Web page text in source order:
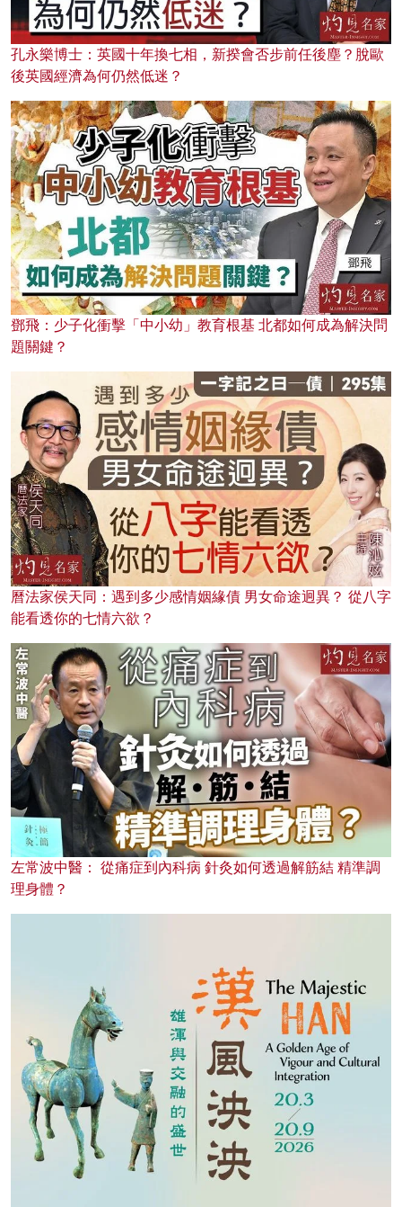
孔永樂博士：英國十年換七相，新揆會否步前任後塵？脫歐
後英國經濟為何仍然低迷？
鄧飛：少子化衝擊「中小幼」教育根基 北都如何成為解決問
題關鍵？
曆法家侯天同：遇到多少感情姻緣債 男女命途迥異？ 從八字
能看透你的七情六欲？
左常波中醫： 從痛症到內科病 針灸如何透過解筋結 精準調
理身體？